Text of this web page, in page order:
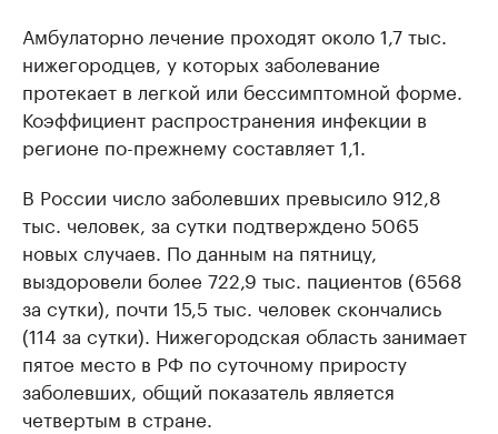
Амбулаторно лечение проходят около 1,7 тыс.
нижегородцев, у которых заболевание
протекает в легкой или бессимптомной форме.
Коэффициент распространения инфекции в
регионе по-прежнему составляет 1,1.
В России число заболевших превысило 912,8
тыс. человек, за сутки подтверждено 5065
новых случаев. По данным на пятницу,
выздоровели более 722,9 тыс. пациентов (6568
за сутки), почти 15,5 тыс. человек скончались
(114 за сутки). Нижегородская область занимает
пятое место в РФ по суточному приросту
заболевших, общий показатель является
четвертым в стране.